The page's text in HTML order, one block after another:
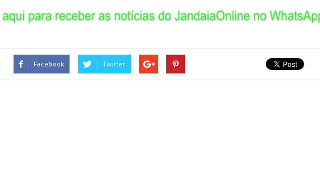
Facebook Twitter